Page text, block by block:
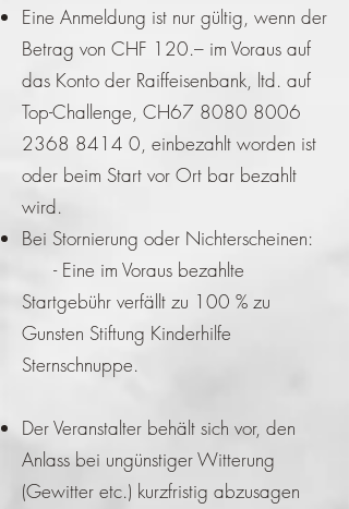
Eine Anmeldung ist nur gültig, wenn der
Betrag von CHF 120.– im Voraus auf
das Konto der Raiffeisenbank, ltd. auf
Top-Challenge, CH67 8080 8006
2368 8414 0, einbezahlt worden ist
oder beim Start vor Ort bar bezahlt
wird.
Bei Stornierung oder Nichterscheinen:
- Eine im Voraus bezahlte
Startgebühr verfällt zu 100 % zu
Gunsten Stiftung Kinderhilfe
Sternschnuppe.
Der Veranstalter behält sich vor, den
Anlass bei ungünstiger Witterung
(Gewitter etc.) kurzfristig abzusagen